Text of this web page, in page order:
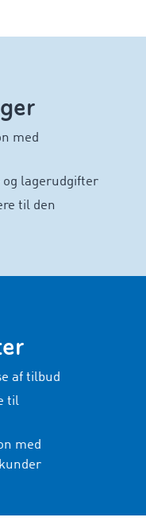
med
og lagerudgifter
til den
af tilbud
til
med